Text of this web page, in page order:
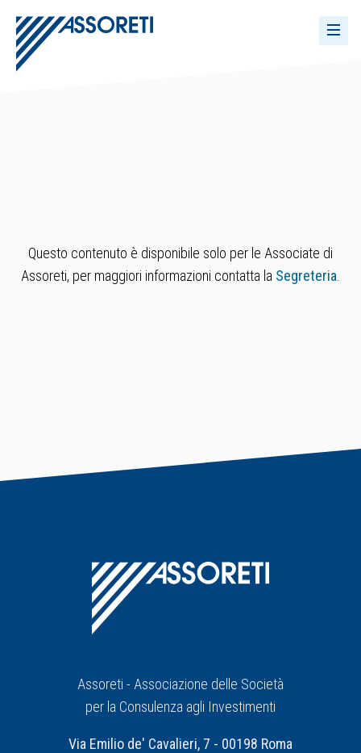
Questo contenuto è disponibile solo per le Associate di
Assoreti, per maggiori informazioni contatta la Segreteria
Assoreti - Associazione delle Società
per la Consulenza agli Investimenti
Via Emilio de' Cavalieri, 7 - 00198 Roma